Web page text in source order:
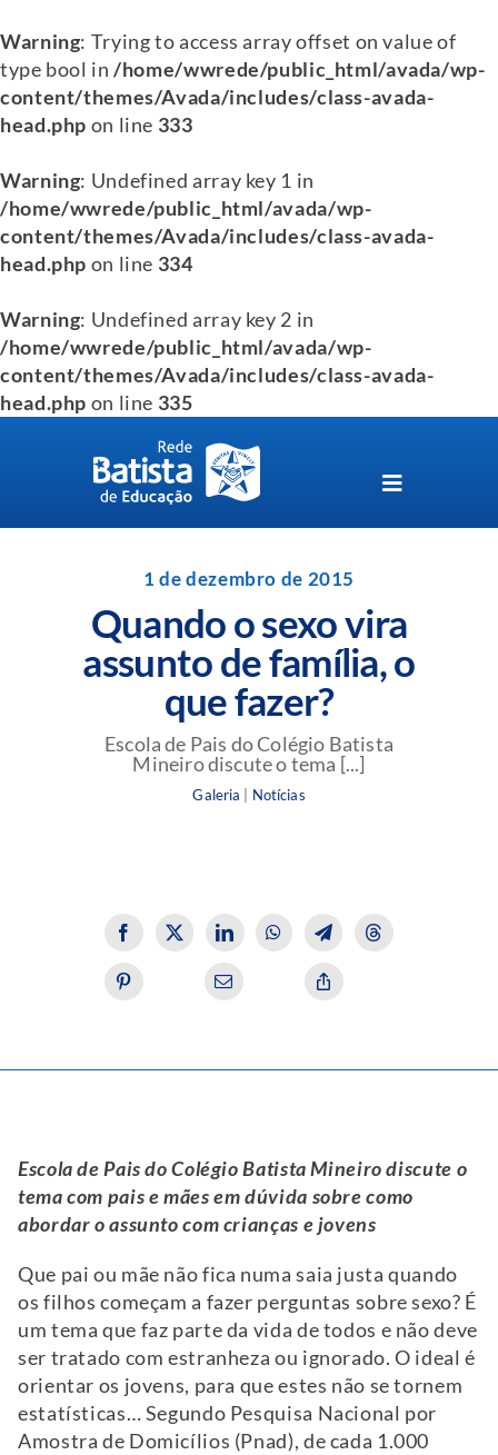
Warning: Trying to access array offset on value of
type bool in/home/wwrede/public_html/avada/wp-
content/themes/Avada/includes/class-avada-
head.php on line 333
Warning: Undefined array key 1 in
/home/wwrede/public_html/avada/wp-
content/themes/Avada/includes/class-avada-
head.php on line 334
Warning: Undefined array key 2 in
/home/wwrede/public_html/avada/wp-
content/themes/Avada/includes/class-avada-
head.php on line 335
Toggle
Navigation
Perguntas Frequentes
Blog da Rede Batista
1 de dezembro de 2015
Quando o sexo vira
assunto de família, o
que fazer?
Escola de Pais do Colégio Batista
Mineiro discute o tema [...]
Galeria Notícias
Escola de Pais do Colégio Batista Mineiro discute o
tema com pais e mães em dúvida sobre como
abordar o assunto com crianças e jovens
Que pai ou mãe não fica numa saia justa quando
os filhos começam a fazer perguntas sobre sexo? É
um tema que faz parte da vida de todos e não deve
ser tratado com estranheza ou ignorado. O ideal é
orientar os jovens, para que estes não se tornem
estatísticas… Segundo Pesquisa Nacional por
Amostra de Domicílios (Pnad), de cada 1.000